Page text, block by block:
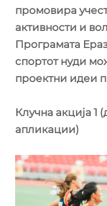
промовира
активности и
Програмата
спортот нуди
проектни идеи
Клучна акција 1
апликации)